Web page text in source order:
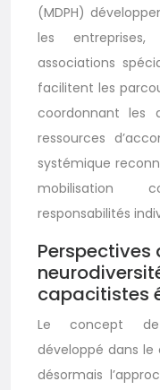
(MDPH)
les
associations
facilitent les
coordonnant les
ressources
systémique
mobilisation
responsabilités
Perspectives
capacitistes
Le concept
développé dans le
désormais